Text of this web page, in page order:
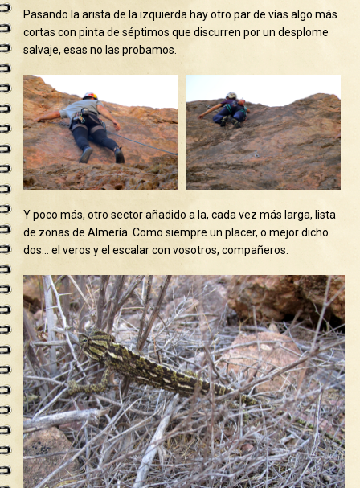
Pasando la arista de la izquierda hay otro par de vías algo más
cortas con pinta de séptimos que discurren por un desplome
salvaje, esas no las probamos.
Y poco más, otro sector añadido a la, cada vez más larga, lista
de zonas de Almería. Como siempre un placer, o mejor dicho
dos… el veros y el escalar con vosotros, compañeros.